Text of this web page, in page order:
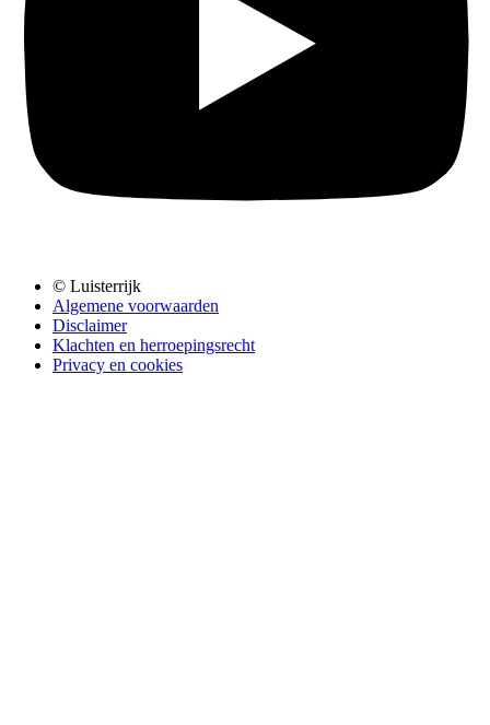
© Luisterrijk
Algemene voorwaarden
Disclaimer
Klachten en herroepingsrecht
Privacy en cookies